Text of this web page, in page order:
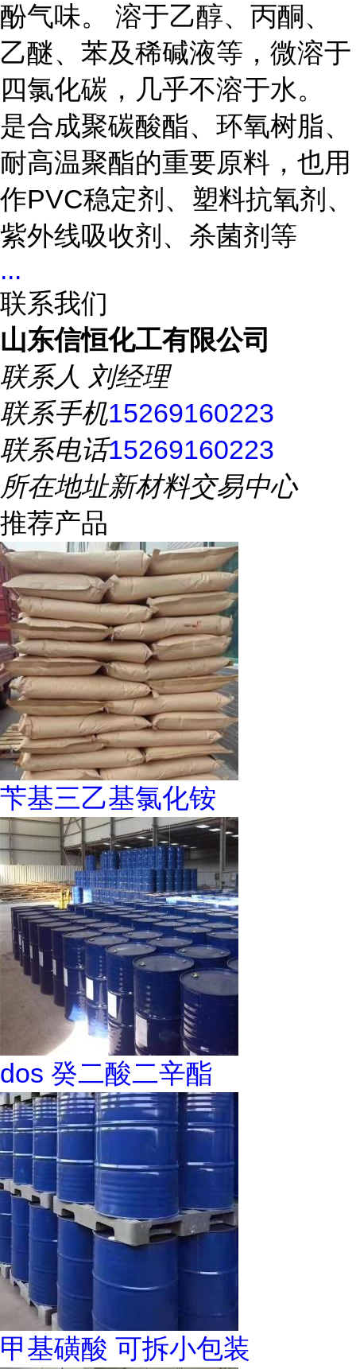
酚气味。 溶于乙醇、丙酮、
乙醚、苯及稀碱液等，微溶于
四氯化碳，几乎不溶于水。
是合成聚碳酸酯、环氧树脂、
耐高温聚酯的重要原料，也用
作PVC稳定剂、塑料抗氧剂、
紫外线吸收剂、杀菌剂等
...
联系我们
山东信恒化工有限公司
联系人 刘经理
联系手机15269160223
联系电话15269160223
所在地址新材料交易中心
推荐产品
苄基三乙基氯化铵
dos 癸二酸二辛酯
甲基磺酸 可拆小包装